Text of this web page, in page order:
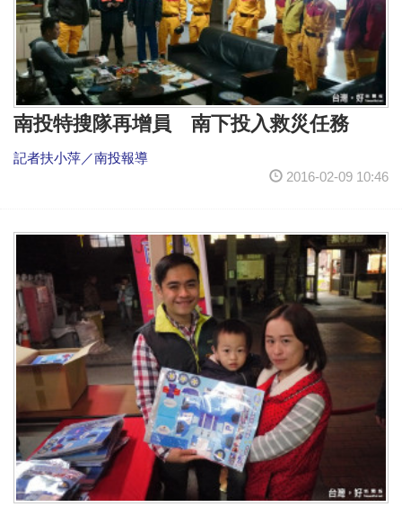
南投特搜隊再增員 南下投入救災任務
記者扶小萍／南投報導
2016-02-09 10:46